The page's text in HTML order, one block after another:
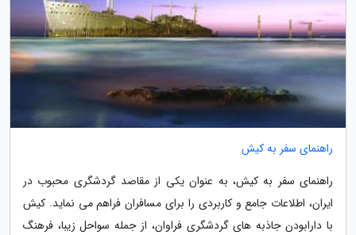
راهنمای سفر به کیش
راهنمای سفر به کیش، به عنوان یکی از مقاصد گردشگری محبوب در
ایران، اطلاعات جامع و کاربردی را برای مسافران فراهم می نماید. کیش
با دارابودن جاذبه های گردشگری فراوان، از جمله سواحل زیبا، فرهنگ